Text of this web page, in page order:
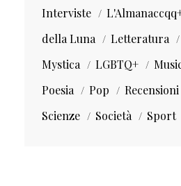
Interviste
della Luna
Letteratura
Mystica
LGBTQ+
Poesia
Pop Recensioni
Scienze
Società Sport